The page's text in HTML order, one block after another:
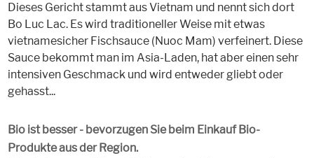
Dieses Gericht stammt aus Vietnam und nennt sich dort
Bo Luc Lac. Es wird traditioneller Weise mit etwas
vietnamesicher Fischsauce (Nuoc Mam) verfeinert. Diese
Sauce bekommt man im Asia-Laden, hat aber einen sehr
intensiven Geschmack und wird entweder gliebt oder
gehasst...
Bio ist besser - bevorzugen Sie beim Einkauf Bio-
Produkte aus der Region.